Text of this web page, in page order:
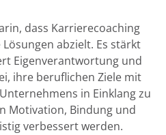
dass Karrierecoaching
abzielt. Es stärkt
Eigenverantwortung und
ihre beruflichen Ziele mit
in Einklang zu
Motivation, Bindung und
verbessert werden.